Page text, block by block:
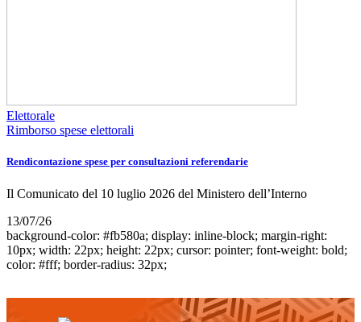
Elettorale
Rimborso spese elettorali
Rendicontazione spese per consultazioni referendarie
Il Comunicato del 10 luglio 2026 del Ministero dell’Interno
13/07/26
background-color: #fb580a; display: inline-block; margin-right:
10px; width: 22px; height: 22px; cursor: pointer; font-weight: bold;
color: #fff; border-radius: 32px;